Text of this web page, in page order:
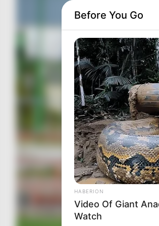
Before You Go
HABERION
Video Of Giant
Watch